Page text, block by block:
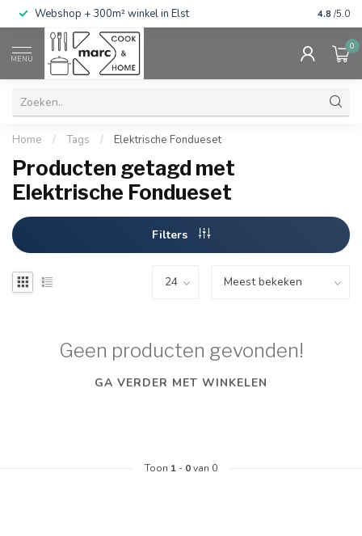
Webshop + 300m² winkel in Elst Gratis
4.8 /5.0
MENU
0
Home / Tags / Elektrische Fondueset
Producten getagd met
Elektrische Fondueset
Filters
Geen producten gevonden!
GA VERDER MET WINKELEN
Toon 1 - 0van 0